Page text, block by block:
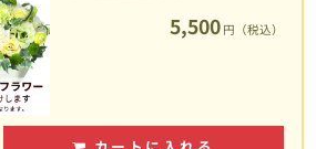
5,500 円（税込）